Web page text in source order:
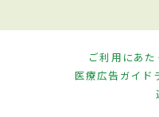
ご利用にあた
医療広告ガイド